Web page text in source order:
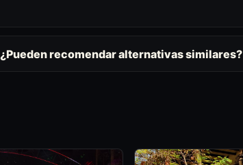
¿Pueden recomendar alternativas similares?